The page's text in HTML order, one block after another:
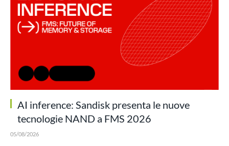
AI inference: Sandisk presenta le nuove
tecnologie NAND a FMS 2026
05/08/2026